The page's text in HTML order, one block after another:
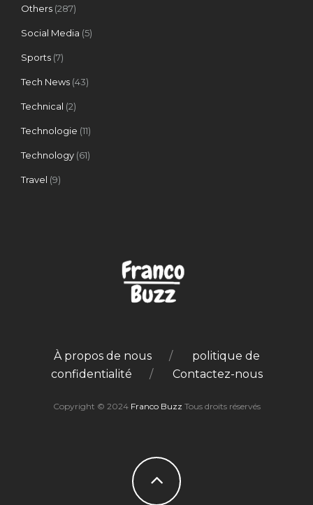
Others (287)
Social Media (5)
Sports (7)
Tech News (43)
Technical (2)
Technologie (11)
Technology (61)
Travel (9)
À propos de nous
politique de
confidentialité
Contactez-nous
Copyright © 2024 Franco Buzz Tous droits réservés